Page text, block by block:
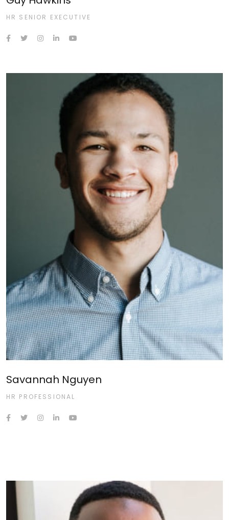
HR SENIOR EXECUTIVE
Savannah Nguyen
HR PROFESSIONAL